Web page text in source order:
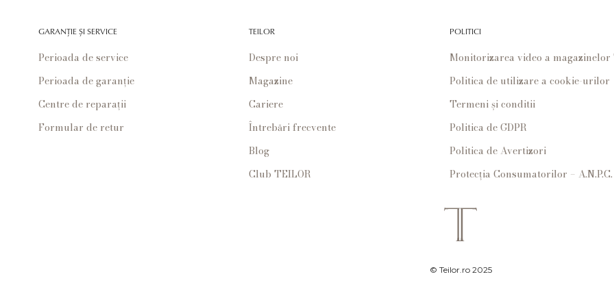
GARANȚIE ȘI SERVICE
Perioada de service
Perioada de garanție
Centre de reparații
Formular de retur
TEILOR
Despre noi
Magazine
Cariere
Întrebări frecvente
Blog
Club TEILOR
POLITICI
Monitorizarea video a magazinelor
Politica de utilizare a cookie-urilor
Termeni și conditii
Politica de GDPR
Politica de Avertizori
Protecția Consumatorilor – A.N.P.C.
© Teilor.ro 2025